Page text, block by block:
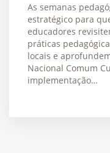
As semanas
estratégico para
educadores
práticas
locais e
Nacional Comum
implementação…